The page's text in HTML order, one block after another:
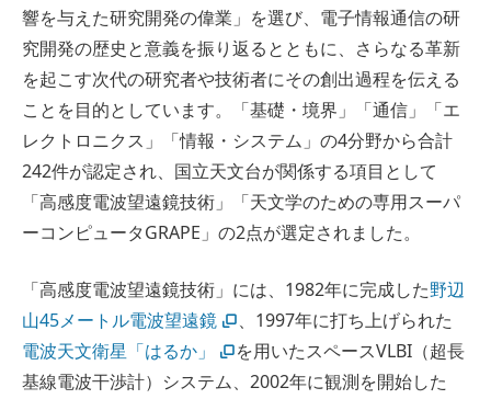
響を与えた研究開発の偉業」を選び、電子情報通信の研
究開発の歴史と意義を振り返るとともに、さらなる革新
を起こす次代の研究者や技術者にその創出過程を伝える
ことを目的としています。「基礎・境界」「通信」「エ
レクトロニクス」「情報・システム」の4分野から合計
242件が認定され、国立天文台が関係する項目として
「高感度電波望遠鏡技術」「天文学のための専用スーパ
ーコンピュータGRAPE」の2点が選定されました。
「高感度電波望遠鏡技術」には、1982年に完成した野辺
山45メートル電波望遠鏡
、1997年に打ち上げられた
電波天文衛星「はるか」
を用いたスペースVLBI（超長
基線電波干渉計）システム、2002年に観測を開始した